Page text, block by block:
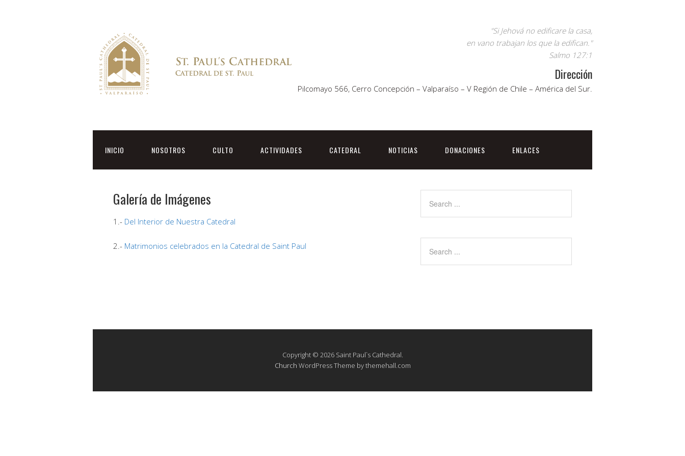
"Si Jehová no edificare la casa,
en vano trabajan los que la edifican."
Salmo 127:1
Dirección
Pilcomayo 566, Cerro Concepción – Valparaíso – V Región de Chile – América del Sur.
INICIO NOSOTROS CULTO ACTIVIDADES CATEDRAL NOTICIAS DONACIONES ENLACES
Galería de Imágenes
1.- Del Interior de Nuestra Catedral
2.- Matrimonios celebrados en la Catedral de Saint Paul
Copyright © 2026 Saint Paul`s Cathedral.
Church WordPress Theme by themehall.com